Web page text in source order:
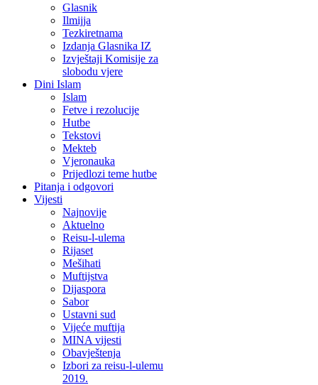
Glasnik
Ilmijja
Tezkiretnama
Izdanja Glasnika IZ
Izvještaji Komisije za
slobodu vjere
Dini Islam
Islam
Fetve i rezolucije
Hutbe
Tekstovi
Mekteb
Vjeronauka
Prijedlozi teme hutbe
Pitanja i odgovori
Vijesti
Najnovije
Aktuelno
Reisu-l-ulema
Rijaset
Mešihati
Muftijstva
Dijaspora
Sabor
Ustavni sud
Vijeće muftija
MINA vijesti
Obavještenja
Izbori za reisu-l-ulemu
2019.